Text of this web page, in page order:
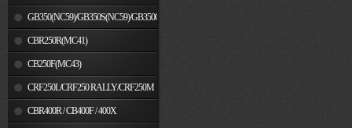
GB350(NC59)/GB350S(NC59)/GB350C(NC64)
CBR250R(MC41)
CB250F(MC43)
CRF250L/CRF250 RALLY/CRF250M
CBR400R / CB400F / 400X